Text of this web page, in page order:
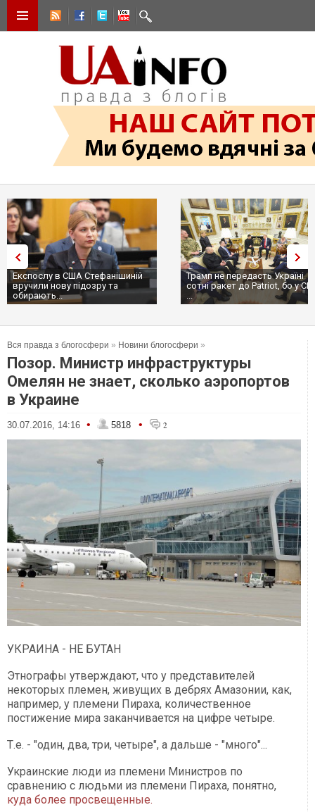
США Стефанішиній
підозру та
Трамп не передасть Україні
сотні ракет до Patriot, бо у США
Вся правда з блогосфери » Новини блогосфери »
Позор. Министр инфраструктуры
Омелян не знает, сколько аэропортов
в Украине
30.07.2016, 14:16 • 5818 • 2
УКРАИНА - НЕ БУТАН
Этнографы утверждают, что у представителей
некоторых племен, живущих в дебрях Амазонии, как,
например, у племени Пираха, количественное
постижение мира заканчивается на цифре четыре.
Т.е. - "один, два, три, четыре", а дальше - "много"...
Украинские люди из племени Министров по
сравнению с людьми из племени Пираха, понятно,
куда более просвещенные.